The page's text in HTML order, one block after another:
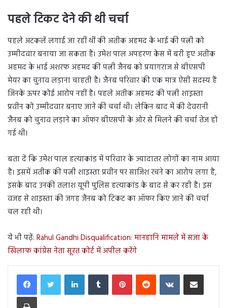
पहले टिकट देने की थी चर्चा
पहले अटकलें लगाई जा रहीं थीं की अतीक अहमद के भाई की पत्नी को
उम्मीदवार बनाया जा सकता है। उमेश पाल अपहरण केस में बरी हुए अतीक
अहमद के भाई अशरफ अहमद की पत्नी जैनब को प्रयागराज से बीएसपी
मेयर का चुनाव लड़ाना चाहती है। जैनब परिवार की एक मात्र ऐसी सदस्य हैं
जिनके ऊपर कोई आरोप नहीं है। पहले अतीक अहमद की पत्नी शाइस्ता
प्रवीन को उम्मीदवार बनाए जाने की चर्चा थी। लेकिन बाद में की देवरानी
जैनब को चुनाव लड़ाने का ऑफर बीएसपी के ओर से मिलने की चर्चा तेज हो
गई थी।
बता दें कि उमेश पाल हत्याकांड में परिवार के ज्यादातर लोगों का नाम आया
है। इसमें अतीक की पत्नी शाइस्ता प्रवीन पर साजिश रचने का आरोप लगा है,
इसके बाद उनकी तलाश यूपी पुलिस हत्याकांड के बाद से कर रही है। इस
वजह से शाइस्ता की जगह जैनब को टिकट का ऑफर किए जाने की चर्चा
चल रही थी।
ये भी पढ़ें: Rahul Gandhi Disqualification: मानहानि मामले में सजा के
खिलाफ कांग्रेस नेता सूरत कोर्ट में अपील करेंगे
LinkedInTumblr PinterestReddit VKontakteShare via Email
Print